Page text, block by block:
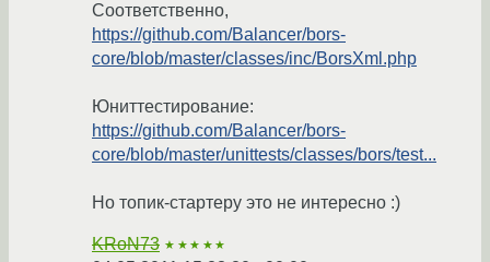
Соответственно,
https://github.com/Balancer/bors-
core/blob/master/classes/inc/BorsXml.php
Юниттестирование:
https://github.com/Balancer/bors-
core/blob/master/unittests/classes/bors/test...
Но топик-стартеру это не интересно :)
KRoN73 ★★★★★